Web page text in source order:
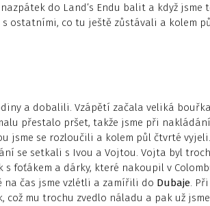
do Land’s Endu balit a když jsme
ostatními, co tu ještě zůstávali a kolem
a dobalili. Vzápětí začala veliká
přestalo pršet, takže jsme při
jsme se rozloučili a kolem půl čtvrté
se setkali s Ivou a Vojtou. Vojta byl
foťákem a dárky, které nakoupil v
čas jsme vzlétli a zamířili do Dubaje.
mu trochu zvedlo náladu a pak už